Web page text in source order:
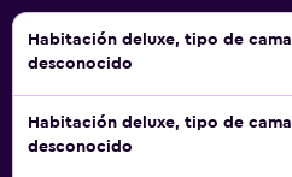
Habitación deluxe, tipo de cama
desconocido
Habitación deluxe, tipo de cama
desconocido